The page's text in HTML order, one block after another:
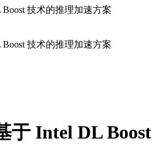
技术的推理加速方案
技术的推理加速方案
于 Intel DL Boost